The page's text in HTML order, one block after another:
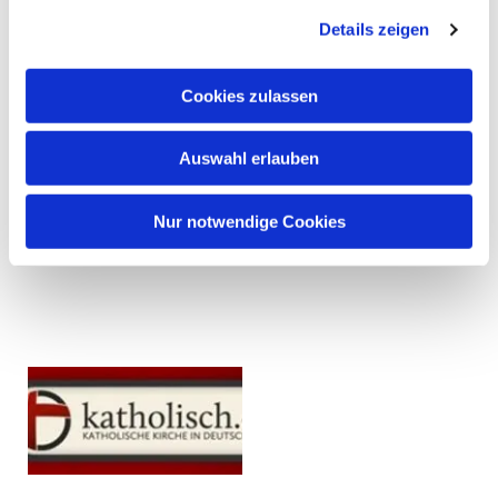
Details zeigen
Cookies zulassen
Auswahl erlauben
Nur notwendige Cookies